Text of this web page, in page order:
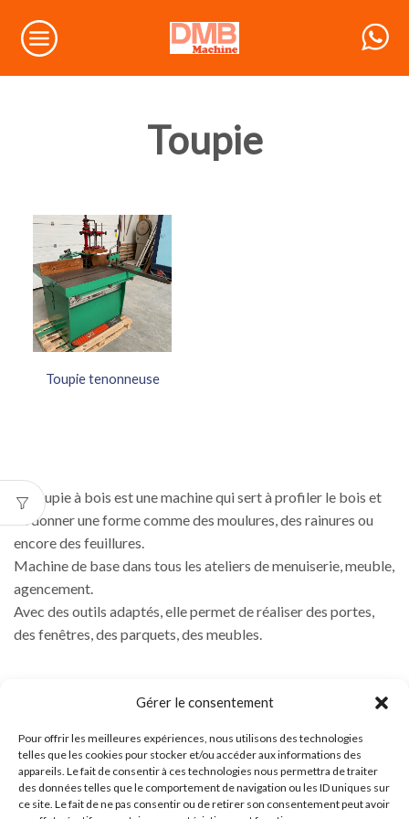
Gérer le consentement
Pour offrir les meilleures expériences, nous utilisons des technologies
telles que les cookies pour stocker et/ou accéder aux informations des
appareils. Le fait de consentir à ces technologies nous permettra de traiter
des données telles que le comportement de navigation ou les ID uniques sur
ce site. Le fait de ne pas consentir ou de retirer son consentement peut avoir
Toupie
Toupie tenonneuse
La toupie à bois est une machine qui sert à profiler le bois et
lui donner une forme comme des moulures, des rainures ou
encore des feuillures.
Machine de base dans tous les ateliers de menuiserie, meuble,
agencement.
Avec des outils adaptés, elle permet de réaliser des portes,
des fenêtres, des parquets, des meubles.